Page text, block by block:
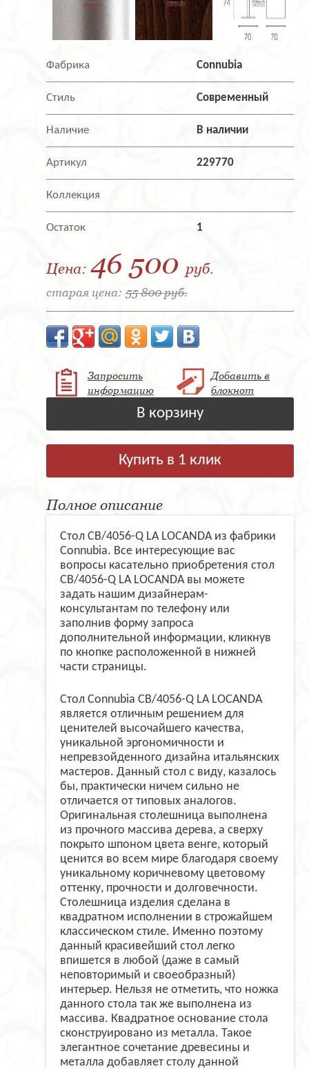
Фабрика Connubia
Стиль Современный
Наличие В наличии
Артикул 229770
Коллекция
Остаток 1
Цена: 46 500 руб.
старая цена: 55 800 руб.
Запросить
информацию
Добавить в
блокнот
В корзину
Купить в 1 клик
Полное описание
Стол CB/4056-Q LA LOCANDA из фабрики
Connubia. Все интересующие вас
вопросы касательно приобретения стол
CB/4056-Q LA LOCANDA вы можете
задать нашим дизайнерам-
консультантам по телефону или
заполнив форму запроса
дополнительной информации, кликнув
по кнопке расположенной в нижней
части страницы.
Стол Connubia CB/4056-Q LA LOCANDA
является отличным решением для
ценителей высочайшего качества,
уникальной эргономичности и
непревзойденного дизайна итальянских
мастеров. Данный стол с виду, казалось
бы, практически ничем сильно не
отличается от типовых аналогов.
Оригинальная столешница выполнена
из прочного массива дерева, а сверху
покрыто шпоном цвета венге, который
ценится во всем мире благодаря своему
уникальному коричневому цветовому
оттенку, прочности и долговечности.
Столешница изделия сделана в
квадратном исполнении в строжайшем
классическом стиле. Именно поэтому
данный красивейший стол легко
впишется в любой (даже в самый
неповторимый и своеобразный)
интерьер. Нельзя не отметить, что ножка
данного стола так же выполнена из
массива. Квадратное основание стола
сконструировано из металла. Такое
элегантное сочетание древесины и
металла добавляет столу данной